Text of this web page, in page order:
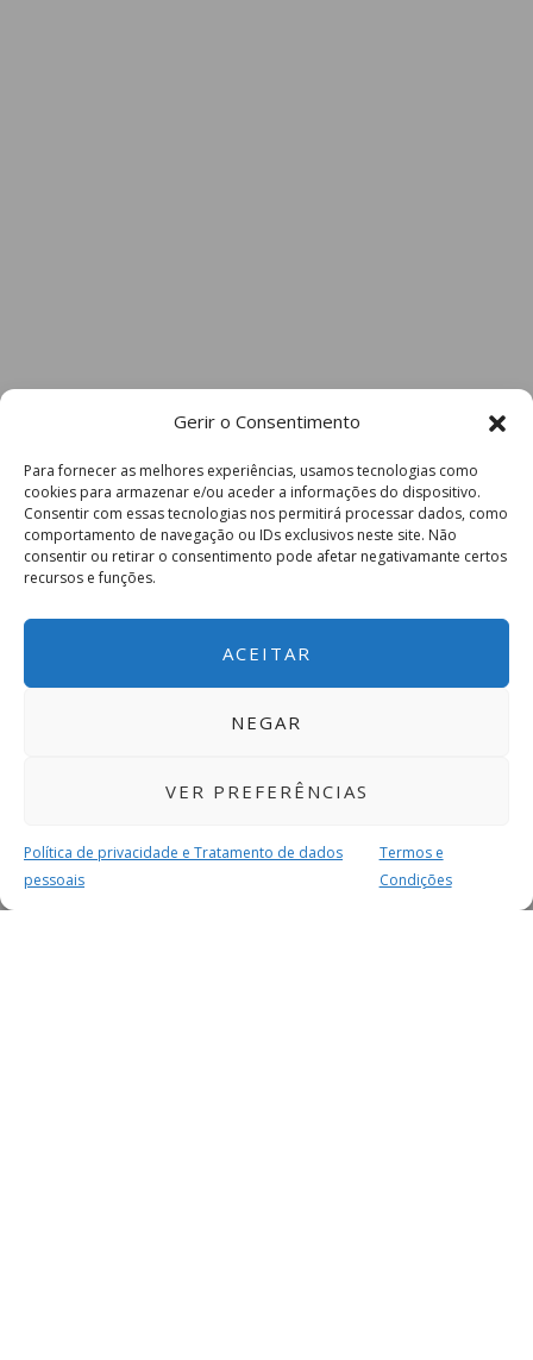
Gerir o Consentimento
Para fornecer as melhores experiências, usamos tecnologias como
cookies para armazenar e/ou aceder a informações do dispositivo.
Consentir com essas tecnologias nos permitirá processar dados, como
comportamento de navegação ou IDs exclusivos neste site. Não
consentir ou retirar o consentimento pode afetar negativamante certos
recursos e funções.
ACEITAR
NEGAR
VER PREFERÊNCIAS
Política de privacidade e Tratamento de dados
pessoais
Termos e
Condições